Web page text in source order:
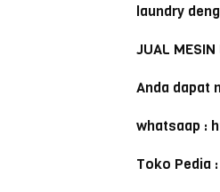
laundry
JUAL MESIN
Anda dapat
whatsaap :
Toko Pedia